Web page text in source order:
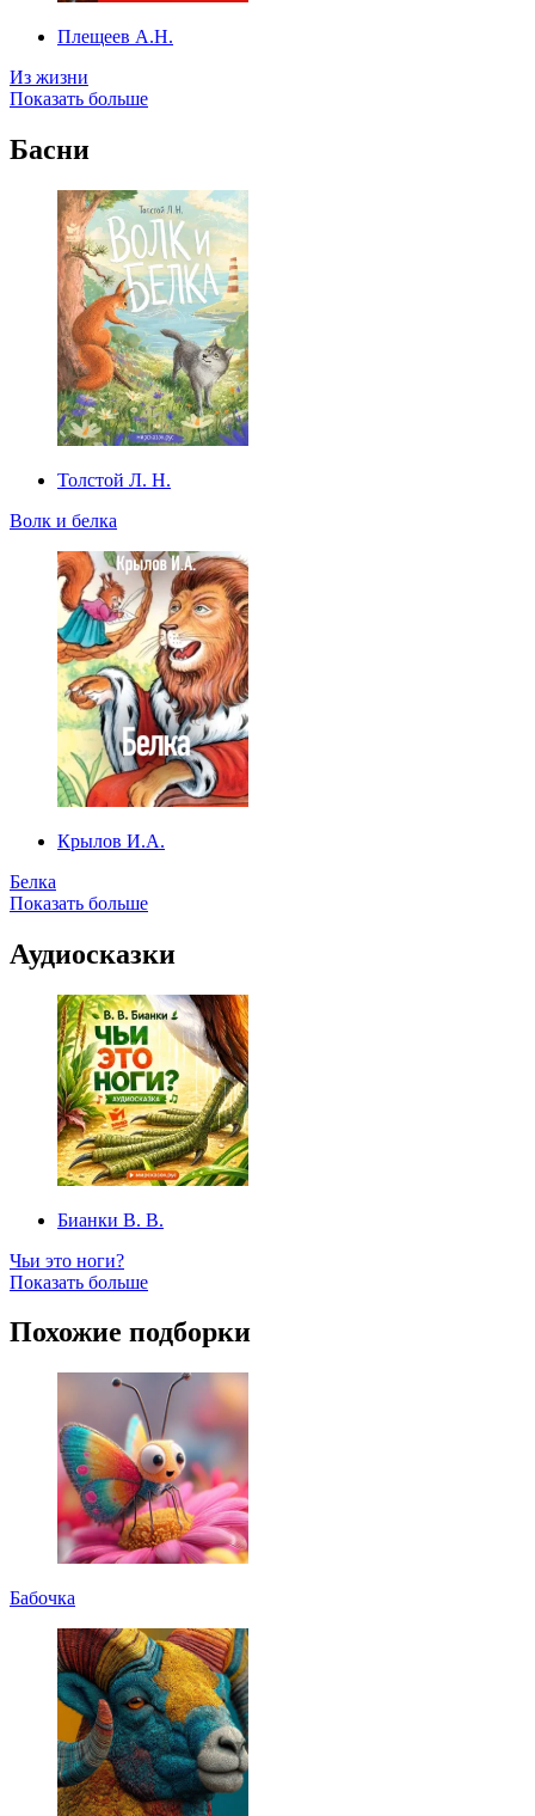
Плещеев А.Н.
Из жизни
Показать больше
Басни
Толстой Л. Н.
Волк и белка
Крылов И.А.
Белка
Показать больше
Аудиосказки
Бианки В. В.
Чьи это ноги?
Показать больше
Похожие подборки
Бабочка